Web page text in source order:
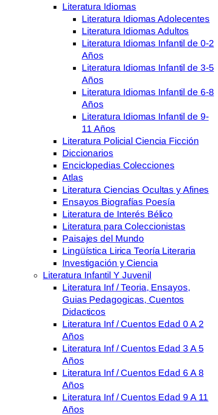
Literatura Idiomas
Literatura Idiomas Adolecentes
Literatura Idiomas Adultos
Literatura Idiomas Infantil de 0-2
Años
Literatura Idiomas Infantil de 3-5
Años
Literatura Idiomas Infantil de 6-8
Años
Literatura Idiomas Infantil de 9-
11 Años
Literatura Policial Ciencia Ficción
Diccionarios
Enciclopedias Colecciones
Atlas
Literatura Ciencias Ocultas y Afines
Ensayos Biografías Poesía
Literatura de Interés Bélico
Literatura para Coleccionistas
Paisajes del Mundo
Lingüística Lirica Teoría Literaria
Investigación y Ciencia
Literatura Infantil Y Juvenil
Literatura Inf / Teoria, Ensayos,
Guias Pedagogicas, Cuentos
Didacticos
Literatura Inf / Cuentos Edad 0 A 2
Años
Literatura Inf / Cuentos Edad 3 A 5
Años
Literatura Inf / Cuentos Edad 6 A 8
Años
Literatura Inf / Cuentos Edad 9 A 11
Años